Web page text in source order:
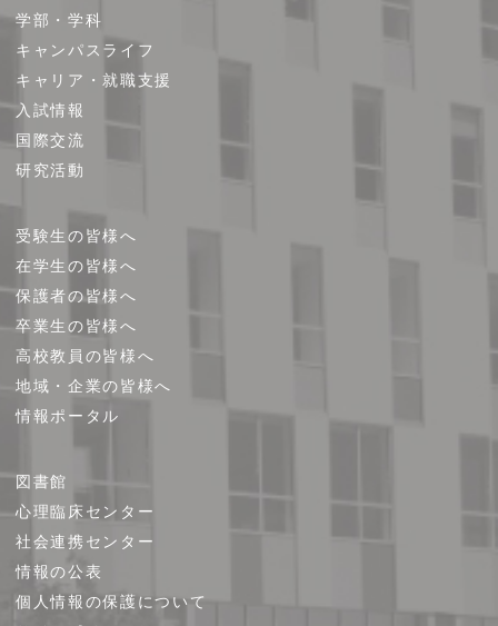
ト
プ
学部・学科
キャンパスライフ
キャリア・就職支援
入試情報
国際交流
研究活動
受験生の皆様へ
在学生の皆様へ
保護者の皆様へ
卒業生の皆様へ
高校教員の皆様へ
地域・企業の皆様へ
情報ポータル
図書館
心理臨床センター
社会連携センター
情報の公表
個人情報の保護について